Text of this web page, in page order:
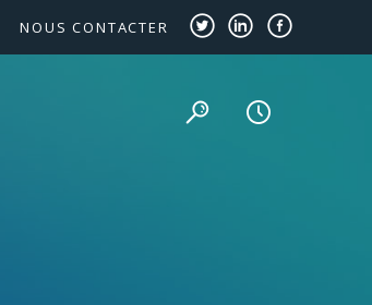
NOUS CONTACTER